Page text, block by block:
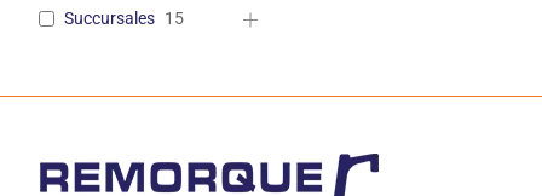
Succursales 15